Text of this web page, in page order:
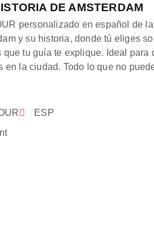
DE AMSTERDAM
personalizado en español de la
y su historia, donde tú eliges
que tu guía te explique. Ideal para
en la ciudad. Todo lo que no
ESP